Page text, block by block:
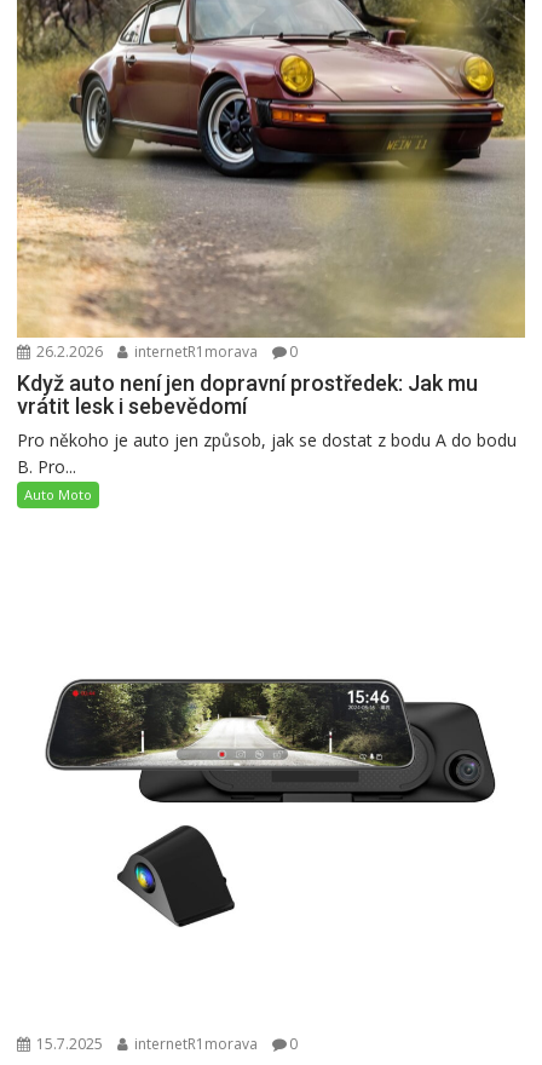
26.2.2026 internetR1morava 0
Když auto není jen dopravní prostředek: Jak mu
vrátit lesk i sebevědomí
Pro někoho je auto jen způsob, jak se dostat z bodu A do bodu
B. Pro...
Auto Moto
15.7.2025 internetR1morava 0